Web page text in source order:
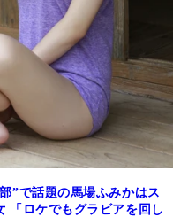
”で話題の馬場ふみかはス
「ロケでもグラビアを回し